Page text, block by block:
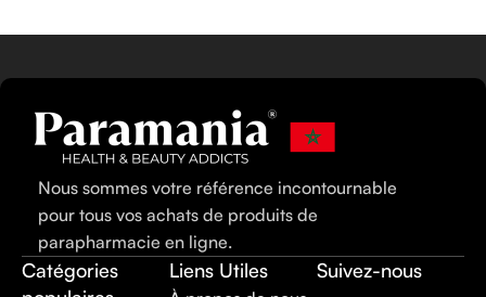
Nous sommes votre référence incontournable
pour tous vos achats de produits de
parapharmacie en ligne.
Catégories
Liens Utiles Suivez-nous